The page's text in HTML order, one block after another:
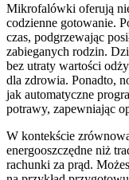
Mikrofalówki oferują
codzienne gotowanie.
czas, podgrzewając
zabieganych rodzin.
bez utraty wartości
dla zdrowia. Ponadto,
jak automatyczne
potrawy, zapewniając
W kontekście
energooszczędne niż
rachunki za prąd.